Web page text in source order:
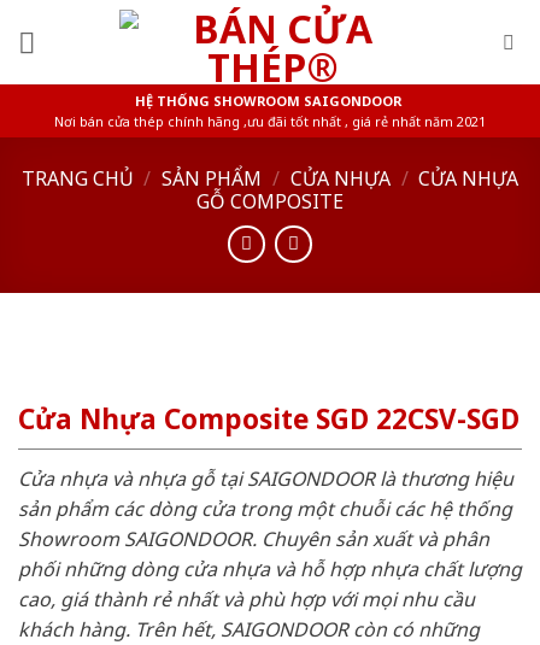
HỆ THỐNG SHOWROOM SAIGONDOOR
Nơi bán cửa thép chính hãng ,ưu đãi tốt nhất , giá rẻ nhất năm 2021
TRANG CHỦ / SẢN PHẨM / CỬA NHỰA / CỬA NHỰA
GỖ COMPOSITE
Cửa Nhựa Composite SGD 22CSV-SGD
Cửa nhựa và nhựa gỗ tại SAIGONDOOR là thương hiệu
sản phẩm các dòng cửa trong một chuỗi các hệ thống
Showroom SAIGONDOOR. Chuyên sản xuất và phân
phối những dòng cửa nhựa và hỗ hợp nhựa chất lượng
cao, giá thành rẻ nhất và phù hợp với mọi nhu cầu
khách hàng. Trên hết, SAIGONDOOR còn có những